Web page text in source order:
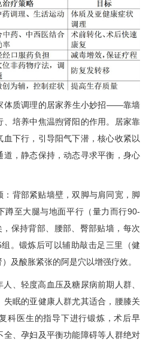
体质调理的居家养生小妙招——靠墙
、培养中焦温煦肾阳的作用。居家靠
下行，引导阳气下潜，核心收紧以
道，静态保持，动态寻求平衡，身心
：背部紧贴墙壁，双脚与肩同宽，脚
蹲至大腿与地面平行（量力而行90-
保持背部、腰部、臀部贴墙，每次
。锻炼后可以辅助敲击足三里（健
及酸胀紧张的阿是穴以增强疗效。
人、轻度高血压及糖尿病前期人群、
失眠的亚健康人群尤其适合，腰膝关
科医生的指导下进行锻炼，术后早
全、孕妇及平衡功能障碍等人群绝对